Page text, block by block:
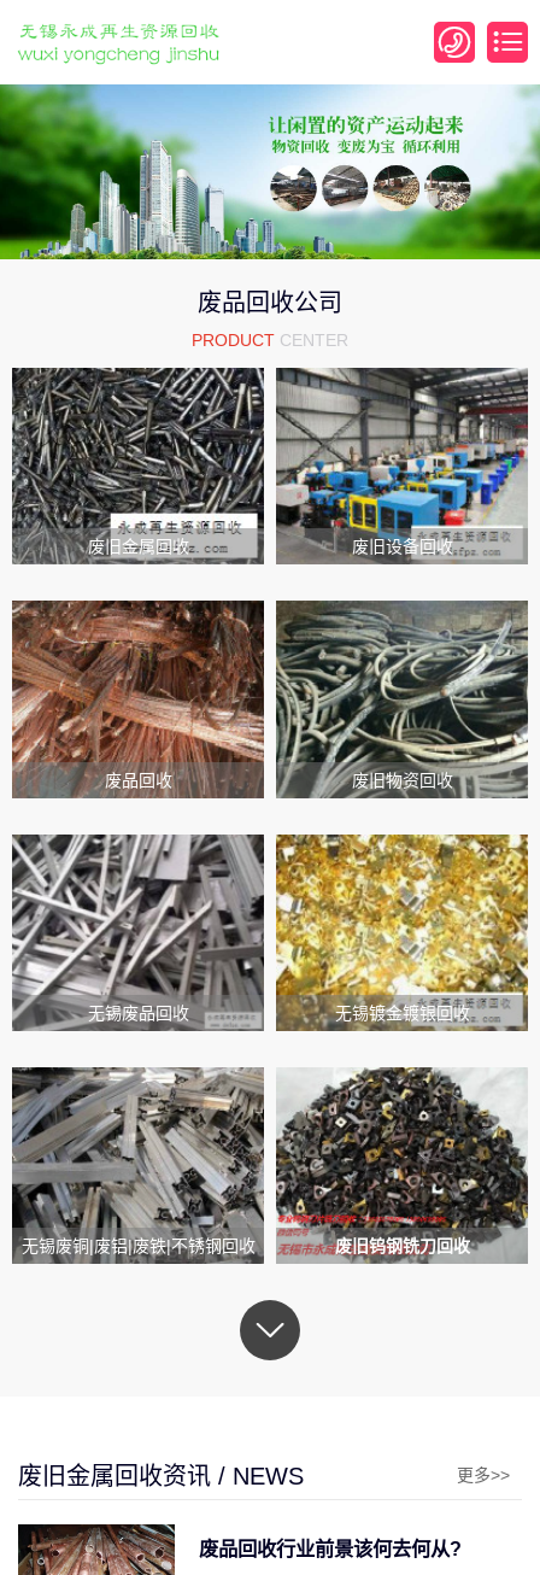
废品回收公司
PRODUCT CENTER
废旧金属回收 废旧设备回收
废品回收 废旧物资回收
无锡废品回收 无锡镀金镀银回收
无锡废铜|废铝|废铁|不锈钢回收 废旧钨钢铣刀回收
废旧金属回收资讯 / NEWS 更多>>
废品回收行业前景该何去何从?